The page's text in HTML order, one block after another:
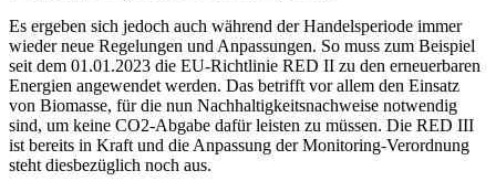
Es ergeben sich jedoch auch während der Handelsperiode immer
wieder neue Regelungen und Anpassungen. So muss zum Beispiel
seit dem 01.01.2023 die EU-Richtlinie RED II zu den erneuerbaren
Energien angewendet werden. Das betrifft vor allem den Einsatz
von Biomasse, für die nun Nachhaltigkeitsnachweise notwendig
sind, um keine CO2-Abgabe dafür leisten zu müssen. Die RED III
ist bereits in Kraft und die Anpassung der Monitoring-Verordnung
steht diesbezüglich noch aus.